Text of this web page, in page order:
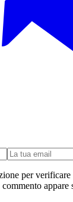
per
appare